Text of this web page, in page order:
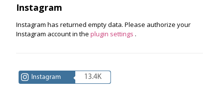
Instagram
Instagram has returned empty data. Please authorize your
Instagram account in the plugin settings .
Instagram 13.4K